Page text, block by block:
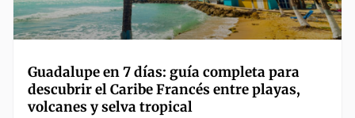
Guadalupe en 7 días: guía completa para
descubrir el Caribe Francés entre playas,
volcanes y selva tropical